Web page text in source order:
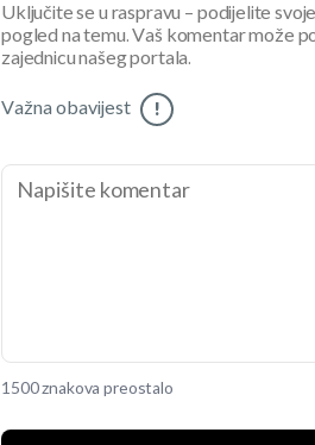
Uključite se u raspravu – podijelite
pogled na temu. Vaš komentar može
zajednicu našeg portala.
Važna obavijest !
1500 znakova preostalo